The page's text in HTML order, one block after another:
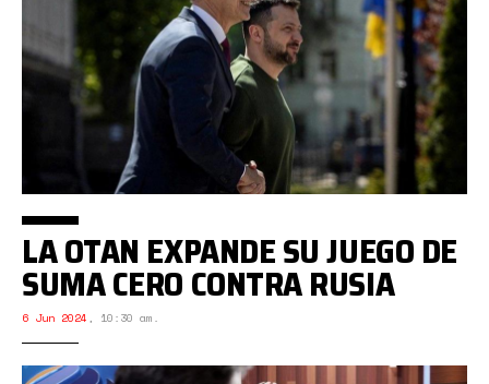
LA OTAN EXPANDE SU JUEGO DE
SUMA CERO CONTRA RUSIA
6 Jun 2024 , 10:30 am.